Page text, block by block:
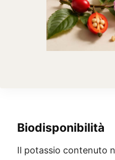
Biodisponibilità
Il potassio contenuto